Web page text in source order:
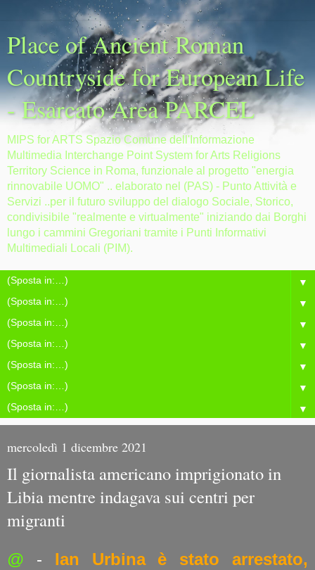
Place of Ancient Roman
Countryside for European Life
- Esarcato Area PARCEL
MIPS for ARTS Spazio Comune dell'Informazione
Multimedia Interchange Point System for Arts Religions
Territory Science in Roma, funzionale al progetto "energia
rinnovabile UOMO" .. elaborato nel (PAS) - Punto Attività e
Servizi ..per il futuro sviluppo del dialogo Sociale, Storico,
condivisibile "realmente e virtualmente" iniziando dai Borghi
lungo i cammini Gregoriani tramite i Punti Informativi
Multimediali Locali (PIM).
▼
▼
▼
▼
▼
▼
▼
mercoledì 1 dicembre 2021
Il giornalista americano imprigionato in
Libia mentre indagava sui centri per
migranti
@ - Ian Urbina è stato arrestato,